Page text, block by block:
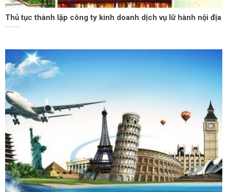
Thủ tục thành lập công ty kinh doanh dịch vụ lữ hành nội địa